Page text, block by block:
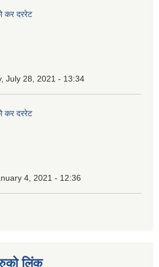
कर दररेट
July 28, 2021 - 13:34
कर दररेट
4, 2021 - 12:36
लिंक